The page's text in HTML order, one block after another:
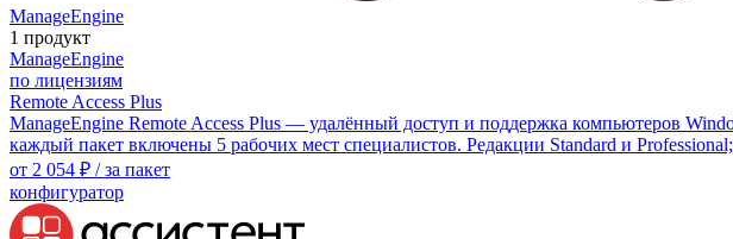
ManageEngine
1 продукт
ManageEngine
по лицензиям
Remote Access Plus
ManageEngine Remote Access Plus — удалённый доступ и поддержка компьютеров
каждый пакет включены 5 рабочих мест специалистов. Редакции Standard и
от 2 054 ₽ / за пакет
конфигуратор